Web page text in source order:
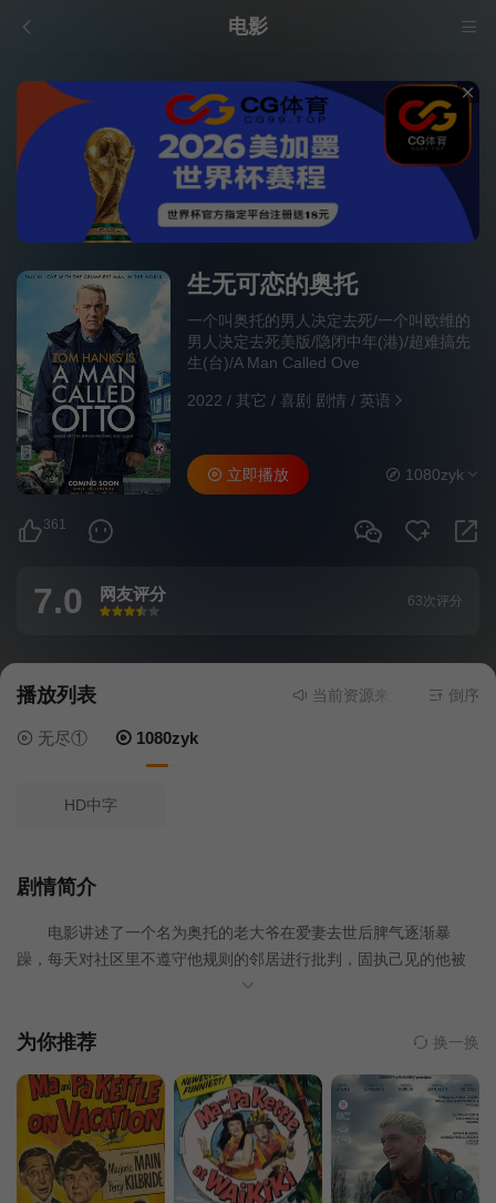
电影
生无可恋的奥托
一个叫奥托的男人决定去死/一个叫欧维的
男人决定去死美版/隐闭中年(港)/超难搞先
生(台)/A Man Called Ove
2022 / 其它 / 喜剧 剧情/ 英语
361
立即播放 1080zyk
7.0 网友评分
很差
较差还行推荐力荐
63次评分
播放列表 当前资源来源 1080zyk- 在线
倒序
无尽① 1080zyk
HD中字
剧情简介
电影讲述了一个名为奥托的老大爷在爱妻去世后脾气逐渐暴
躁，每天对社区里不遵守他规则的邻居进行批判，固执己见的他被
人称为“地狱来的恶邻”。然而，随着一个活泼的年轻家庭搬入隔壁，
意，生活又会给他什么惊喜呢？ 该片根据瑞典小说之王弗雷德
为你推荐 换一换